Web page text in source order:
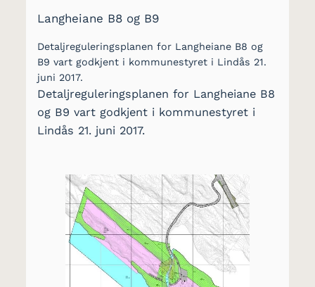
Langheiane B8 og B9
Detaljreguleringsplanen for Langheiane B8 og
B9 vart godkjent i kommunestyret i Lindås 21.
juni 2017.
Detaljreguleringsplanen for Langheiane B8
og B9 vart godkjent i kommunestyret i
Lindås 21. juni 2017.